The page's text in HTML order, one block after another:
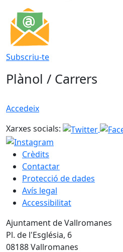
Subscriu-te
Plànol / Carrers
Accedeix
Xarxes socials:
Crèdits
Contactar
Protecció de dades
Avís legal
Accessibilitat
Ajuntament de Vallromanes
Pl. de l'Església, 6
08188 Vallromanes